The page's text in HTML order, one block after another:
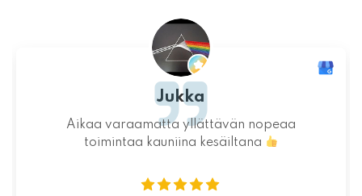
Jukka
Aikaa varaamatta yllättävän nopeaa
toimintaa kauniina kesäiltana